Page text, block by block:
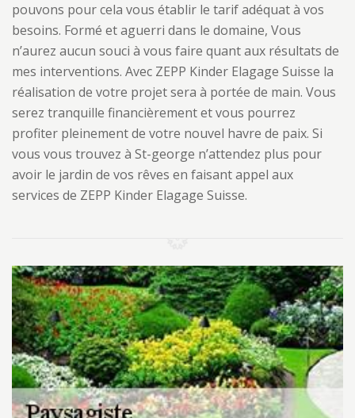
pouvons pour cela vous établir le tarif adéquat à vos
besoins. Formé et aguerri dans le domaine, Vous
n’aurez aucun souci à vous faire quant aux résultats de
mes interventions. Avec ZEPP Kinder Elagage Suisse la
réalisation de votre projet sera à portée de main. Vous
serez tranquille financièrement et vous pourrez
profiter pleinement de votre nouvel havre de paix. Si
vous vous trouvez à St-george n’attendez plus pour
avoir le jardin de vos rêves en faisant appel aux
services de ZEPP Kinder Elagage Suisse.